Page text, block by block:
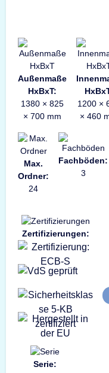
Außenmaße
HxBxT:
1380 × 825
× 700 mm
1200 ×
× 460
Max.
Ordner:
24
Fachböden:
3
Zertifizierungen:
Serie: